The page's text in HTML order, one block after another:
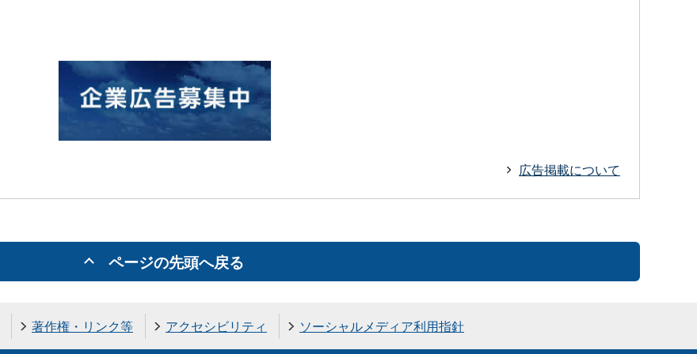
広告掲載について
ページの先頭へ戻る
著作権・リンク等 アクセシビリティ ソーシャルメディア利用指針